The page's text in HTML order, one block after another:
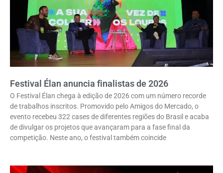
Festival Élan anuncia finalistas de 2026
O Festival Élan chega à edição de 2026 com um número recorde
de trabalhos inscritos. Promovido pelo Amigos do Mercado, o
evento recebeu 322 cases de diferentes regiões do Brasil e acaba
de divulgar os projetos que avançaram para a fase final da
competição. Neste ano, o festival também coincide